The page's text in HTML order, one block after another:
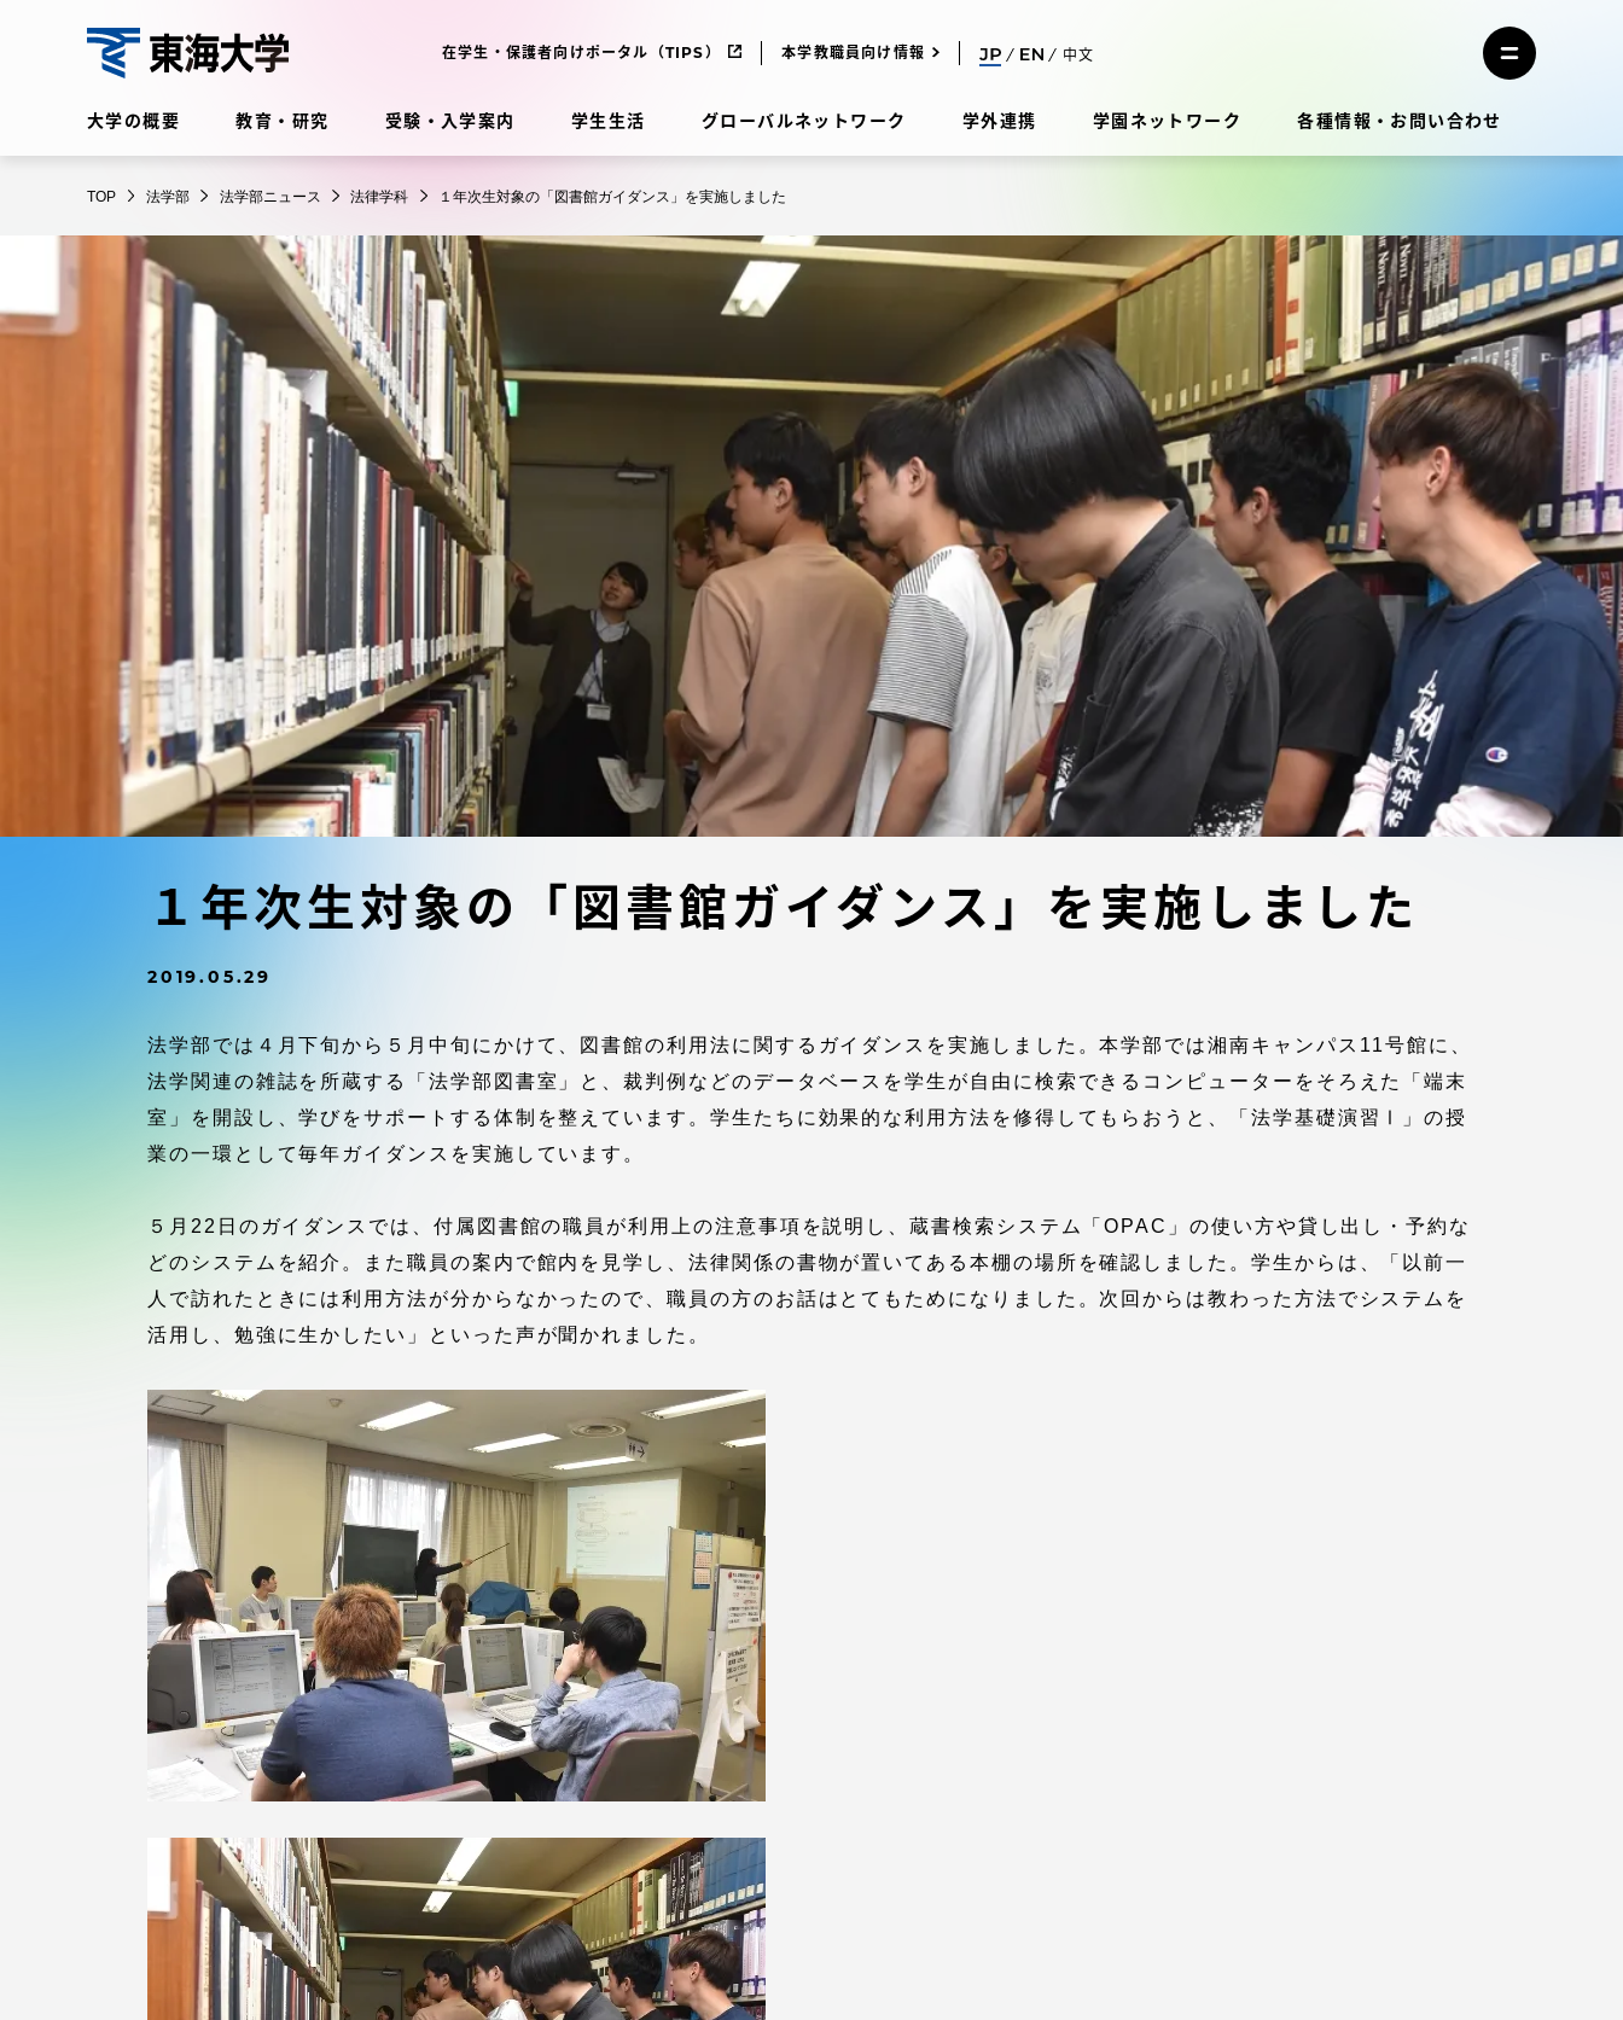
プ
学
部
大学の概要 教育・研究 受験・入学案内 学生生活 グローバルネットワーク 学外連携 学園ネットワーク 各種情報・お問い合わせ
在学生・保護者向けポータル（TIPS） 本学教職員向け情報 中文
メ
ニ
TOP 法学部 法学部ニュース 法律学科 １年次生対象の「図書館ガイダンス」を実施しました
１年次生対象の「図書館ガイダンス」を実施しました
2019.05.29
法学部では４月下旬から５月中旬にかけて、図書館の利用法に関するガイダンスを実施しました。本学部では湘南キャンパス11号館に、
法学関連の雑誌を所蔵する「法学部図書室」と、裁判例などのデータベースを学生が自由に検索できるコンピューターをそろえた「端末
室」を開設し、学びをサポートする体制を整えています。学生たちに効果的な利用方法を修得してもらおうと、「法学基礎演習Ⅰ」の授
業の一環として毎年ガイダンスを実施しています。
５月22日のガイダンスでは、付属図書館の職員が利用上の注意事項を説明し、蔵書検索システム「OPAC」の使い方や貸し出し・予約な
どのシステムを紹介。また職員の案内で館内を見学し、法律関係の書物が置いてある本棚の場所を確認しました。学生からは、「以前一
人で訪れたときには利用方法が分からなかったので、職員の方のお話はとてもためになりました。次回からは教わった方法でシステムを
活用し、勉強に生かしたい」といった声が聞かれました。
ュ
ー
在学生・保護者向けポータル
受験・入学案内
大学の概要
大学の概要
理念・歴史
東海大学の障がい学生支援に関
する取り組みについて
東海大学環境憲章
ダイバーシティ推進
中期目標
学則・諸規程
キャンパス案内
在学生の皆様
教育・研究組織について
教育・研究
教育・研究
学部・学科
大学院
教育方針
教育システム
教育センター
スポーツ・施設
付属図書館
東海大学 教員・研究者ガイド
受験・入学案内
入試制度
デジタルパンフレットライブラ
リー
受験イベント
入学案内
学費
東海大学会員サイト案内（資料
請求）
合否発表・入学手続
学生生活
学生生活
学生生活サポート
スポーツインフォ
ToCoチャレ
海外研修航海
キャリア就職（学内向け情報）
グローバルネットワーク
グローバルネットワーク
海外派遣留学プログラム –
TOKAI Outbound
留学生への情報 – TOKAI
Inbound
海外ネットワーク
Global Programs
外国人研究者
特色ある国際活動
学外連携
産官学連携
地域連携
キャリア就職（採用担当者向け
情報）